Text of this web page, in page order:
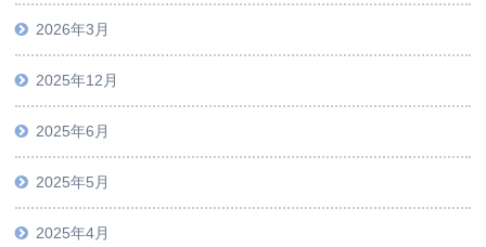
2026年3月
2025年12月
2025年6月
2025年5月
2025年4月